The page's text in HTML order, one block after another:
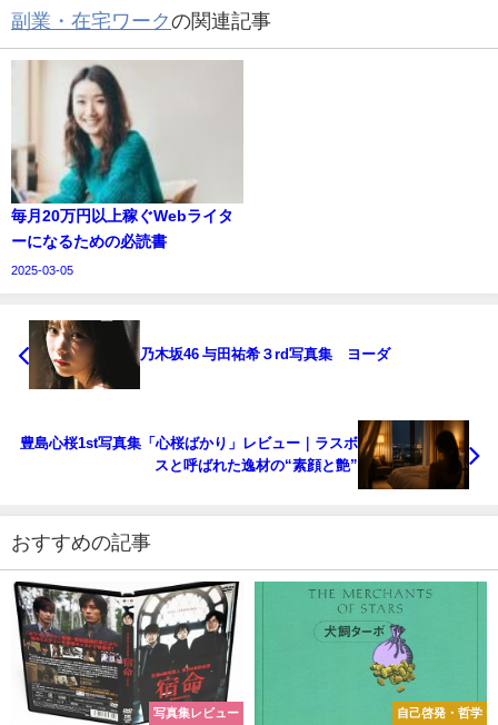
副業・在宅ワークの関連記事
毎月20万円以上稼ぐWebライタ
ーになるための必読書
2025-03-05
乃木坂46 与田祐希３rd写真集 ヨーダ
豊島心桜1st写真集「心桜ばかり」レビュー｜ラスボ
スと呼ばれた逸材の“素顔と艶”
おすすめの記事
写真集レビュー 自己啓発・哲学